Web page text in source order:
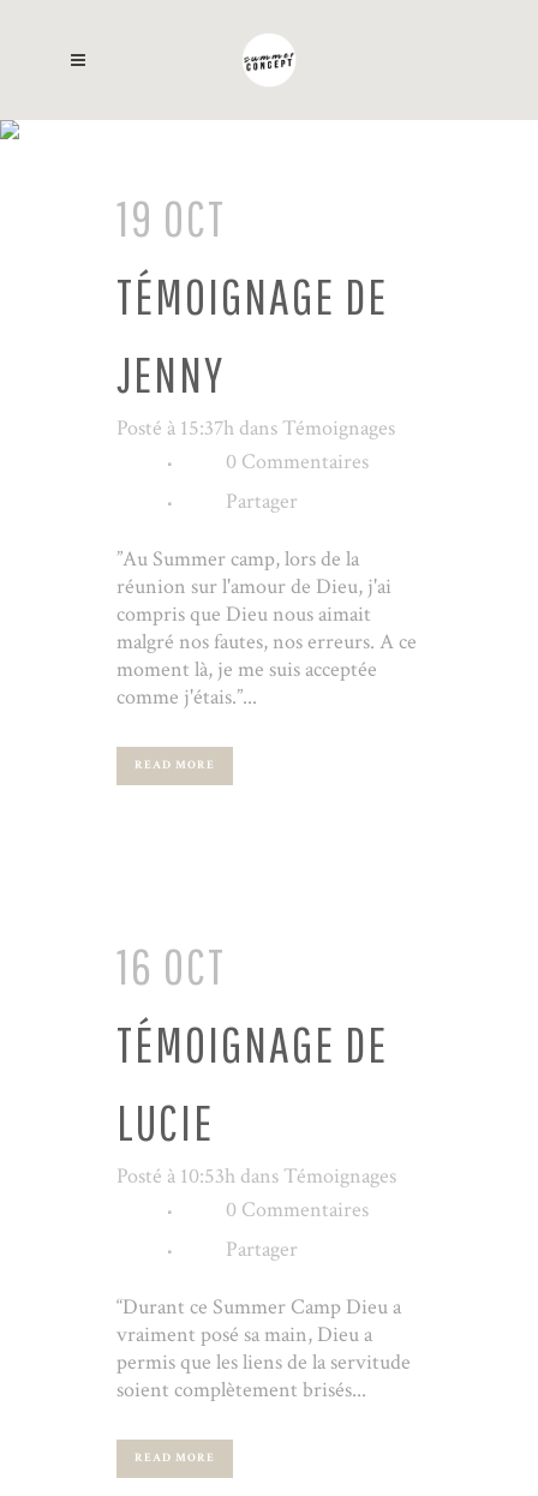
19 OCT
TÉMOIGNAGE DE
JENNY
Posté à 15:37h dans Témoignages
0 Commentaires
Partager
”Au Summer camp, lors de la
réunion sur l'amour de Dieu, j'ai
compris que Dieu nous aimait
malgré nos fautes, nos erreurs. A ce
moment là, je me suis acceptée
comme j'étais.”...
READ MORE
16 OCT
TÉMOIGNAGE DE
LUCIE
Posté à 10:53h dans Témoignages
0 Commentaires
Partager
“Durant ce Summer Camp Dieu a
vraiment posé sa main, Dieu a
permis que les liens de la servitude
soient complètement brisés...
READ MORE